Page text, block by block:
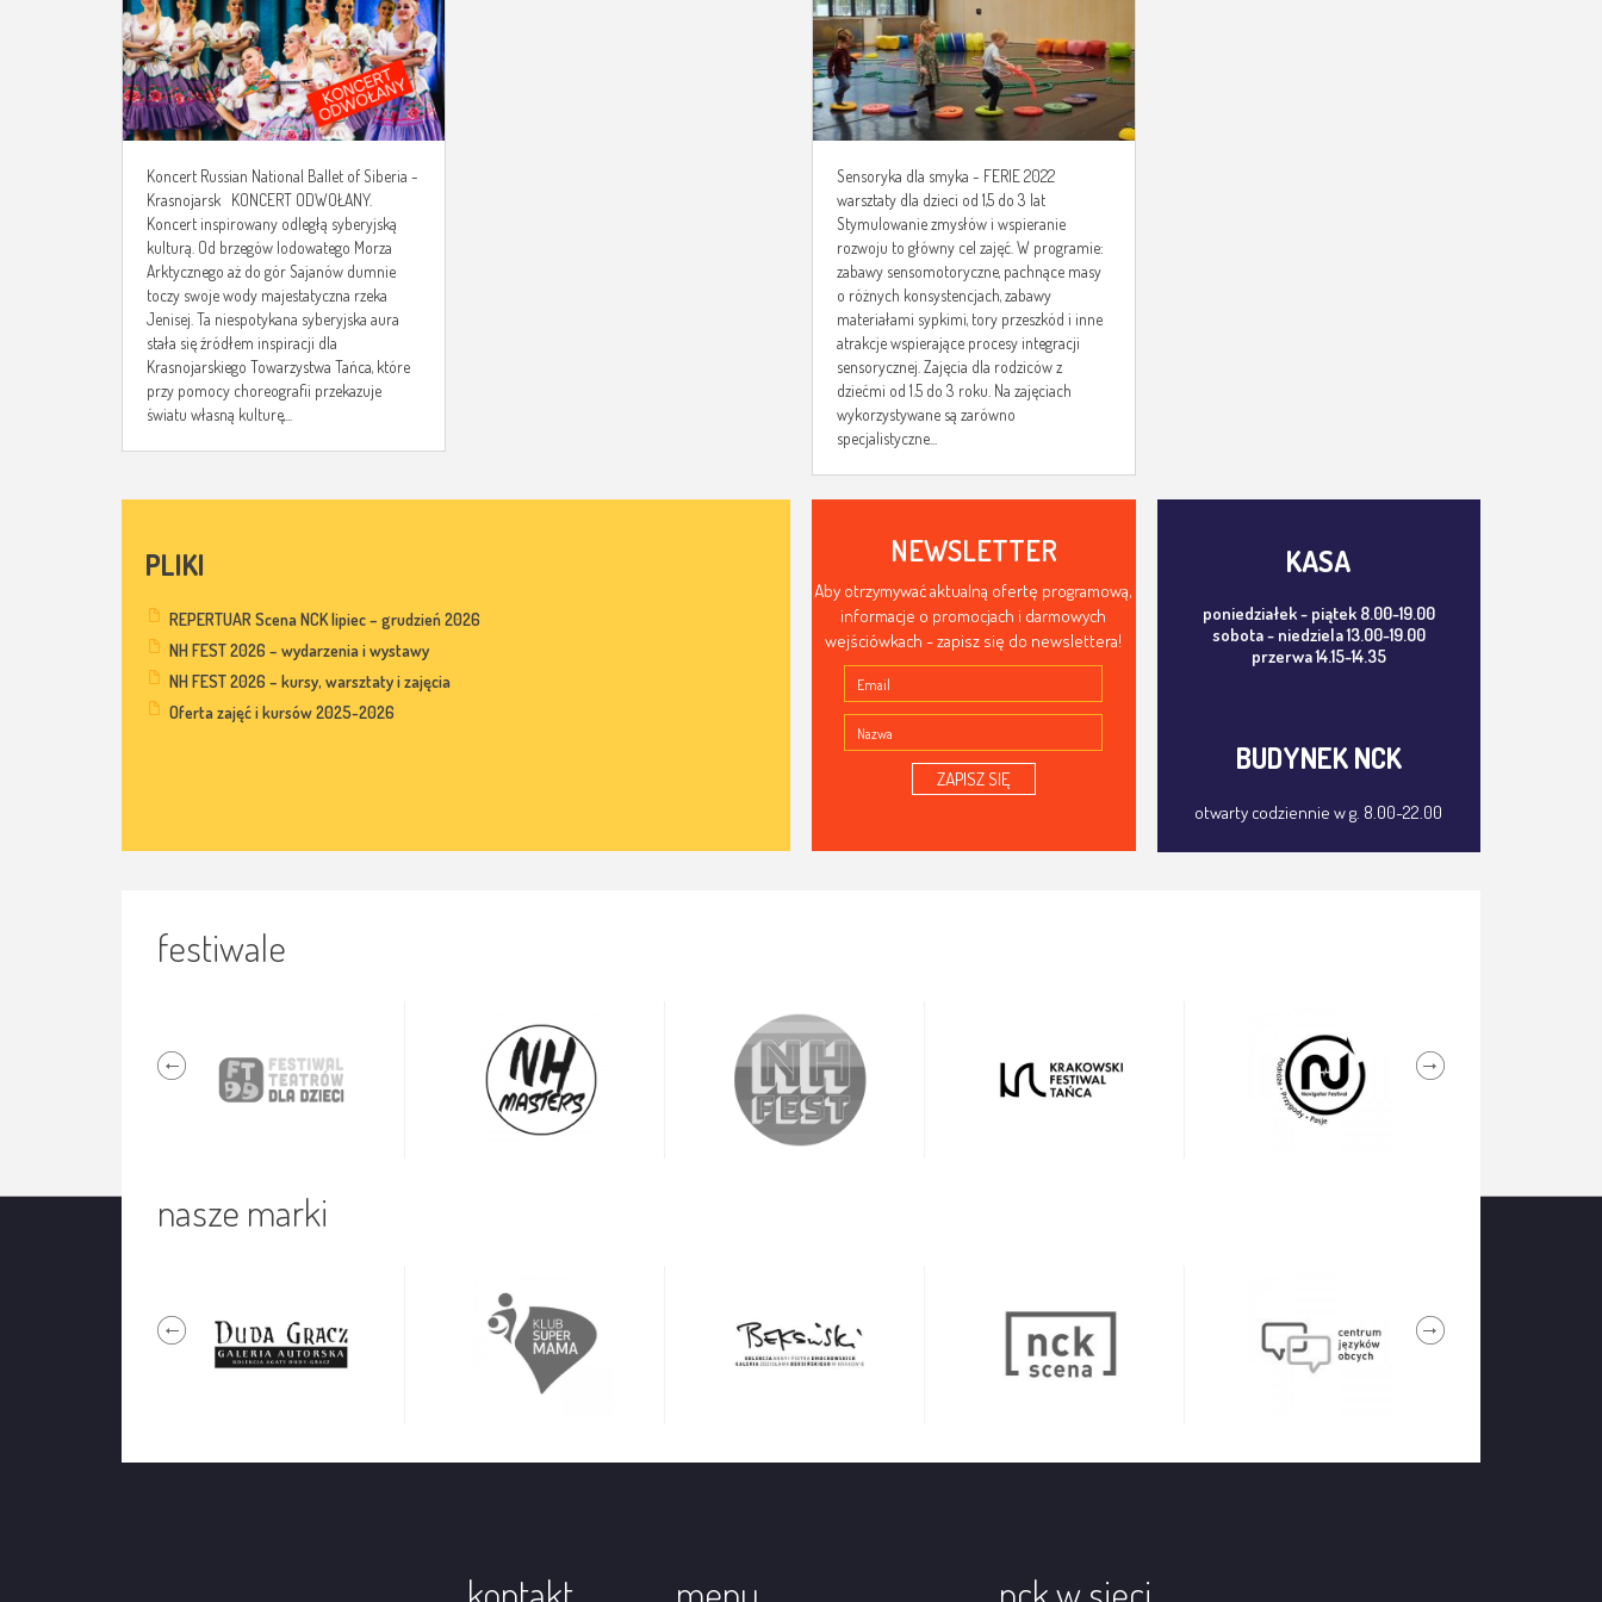
Koncert Russian National Ballet of Siberia -
Krasnojarsk KONCERT ODWOŁANY.
Koncert inspirowany odległą syberyjską
kulturą. Od brzegów lodowatego Morza
Arktycznego aż do gór Sajanów dumnie
toczy swoje wody majestatyczna rzeka
Jenisej. Ta niespotykana syberyjska aura
stała się źródłem inspiracji dla
Krasnojarskiego Towarzystwa Tańca, które
przy pomocy choreografii przekazuje
światu własną kulturę,...
Sensoryka dla smyka - FERIE 2022
warsztaty dla dzieci od 1,5 do 3 lat
Stymulowanie zmysłów i wspieranie
rozwoju to główny cel zajęć. W programie:
zabawy sensomotoryczne, pachnące masy
o różnych konsystencjach, zabawy
materiałami sypkimi, tory przeszkód i inne
atrakcje wspierające procesy integracji
sensorycznej. Zajęcia dla rodziców z
dziećmi od 1.5 do 3 roku. Na zajęciach
wykorzystywane są zarówno
specjalistyczne...
PLIKI
REPERTUAR Scena NCK lipiec – grudzień 2026
NH FEST 2026 – wydarzenia i wystawy
NH FEST 2026 – kursy, warsztaty i zajęcia
Oferta zajęć i kursów 2025-2026
NEWSLETTER
Aby otrzymywać aktualną ofertę programową,
informacje o promocjach i darmowych
wejściówkach - zapisz się do newslettera!
ZAPISZ SIĘ
KASA
poniedziałek - piątek 8.00-19.00
sobota - niedziela 13.00-19.00
przerwa 14.15-14.35
BUDYNEK NCK
otwarty codziennie w g. 8.00-22.00
festiwale
nasze marki